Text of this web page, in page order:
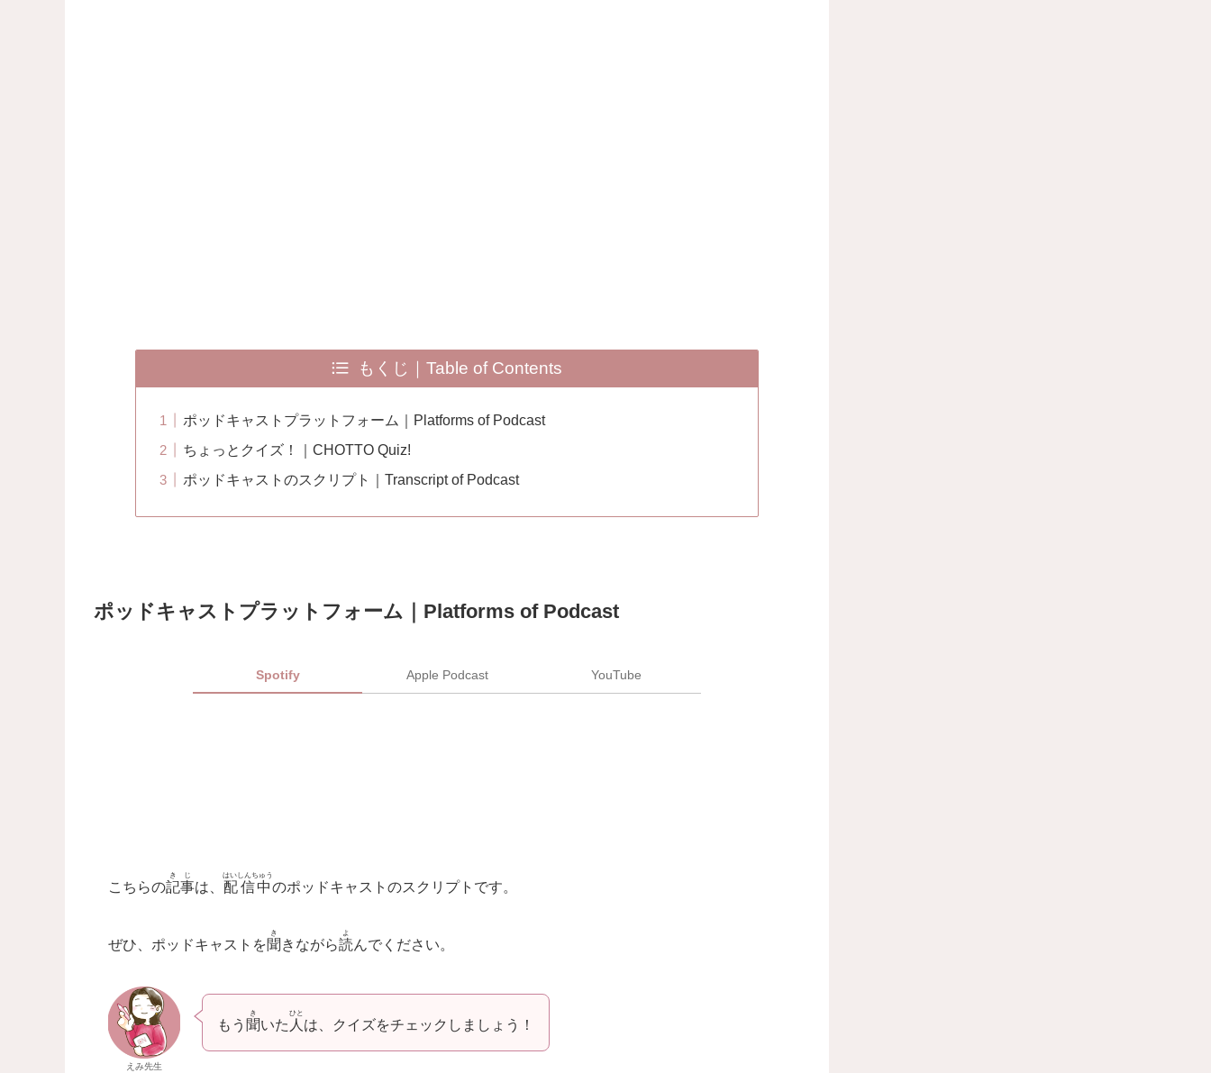
もくじ｜Table of Contents
ポッドキャストプラットフォーム｜Platforms of Podcast
ちょっとクイズ！｜CHOTTO Quiz!
ポッドキャストのスクリプト｜Transcript of Podcast
ポッドキャストプラットフォーム｜Platforms of Podcast
Spotify Apple Podcast YouTube
こちらの記事
きじ
は、 配信中
はいしんちゅう
のポッドキャストのスクリプトです。
ぜひ、ポッドキャストを聞
き
きながら読
よ
んでください。
えみ先生
もう 聞
き
いた 人
ひと
は、クイズをチェックしましょう！